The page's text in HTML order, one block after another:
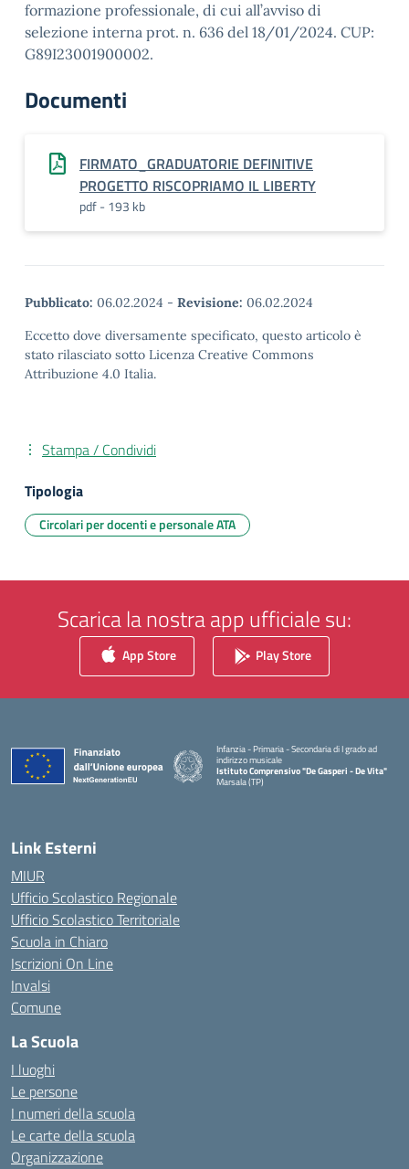
formazione professionale, di cui all’avviso di
selezione interna prot. n. 636 del 18/01/2024. CUP:
G89I23001900002.
Documenti
FIRMATO_GRADUATORIE DEFINITIVE
PROGETTO RISCOPRIAMO IL LIBERTY
pdf - 193 kb
Pubblicato: 06.02.2024 - Revisione: 06.02.2024
Eccetto dove diversamente specificato, questo articolo è
stato rilasciato sotto Licenza Creative Commons
Attribuzione 4.0 Italia.
Stampa / Condividi
Tipologia
Circolari per docenti e personale ATA
Scarica la nostra app ufficiale su:
App Store Play Store
Infanzia - Primaria - Secondaria di I grado ad
indirizzo musicale
Istituto Comprensivo "De Gasperi - De Vita"
Marsala (TP)
Link Esterni
MIUR
Ufficio Scolastico Regionale
Ufficio Scolastico Territoriale
Scuola in Chiaro
Iscrizioni On Line
Invalsi
Comune
La Scuola
I luoghi
Le persone
I numeri della scuola
Le carte della scuola
Organizzazione